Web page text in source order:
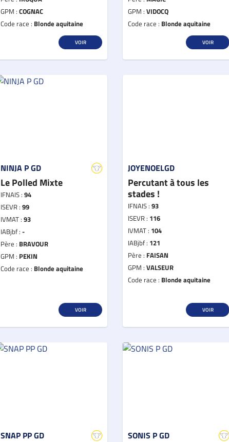
GPM : COGNAC
Code race : Blonde aquitaine
VOIR
GPM : VIDOCQ
Code race : Blonde aquitaine
VOIR
NINJA P GD
Le Polled Mixte
IFNAIS : 94
ISEVR : 99
IVMAT : 93
IABjbf : -
Père : BRAVOUR
GPM : PEKIN
Code race : Blonde aquitaine
VOIR
JOYENOELGD
Percutant à tous les
stades !
IFNAIS : 93
ISEVR : 116
IVMAT : 104
IABjbf : 121
Père : FAISAN
GPM : VALSEUR
Code race : Blonde aquitaine
VOIR
SNAP PP GD SONIS P GD